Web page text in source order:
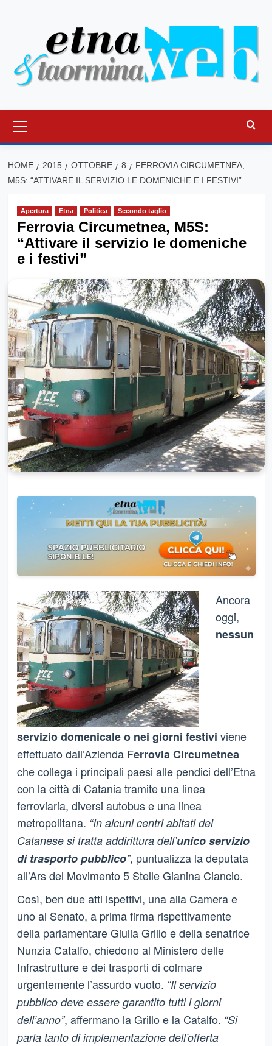
principale
HOME 2015 OTTOBRE 8
FERROVIA CIRCUMETNEA,
M5S: “ATTIVARE IL SERVIZIO LE DOMENICHE E I FESTIVI”
Apertura Etna Politica Secondo taglio
Ferrovia Circumetnea, M5S:
“Attivare il servizio le domeniche
e i festivi”
Ancora
oggi,
nessun
servizio domenicale o nei giorni festivi viene
effettuato dall’Azienda Ferrovia Circumetnea
che collega i principali paesi alle pendici dell’Etna
con la città di Catania tramite una linea
ferroviaria, diversi autobus e una linea
metropolitana. “In alcuni centri abitati del
Catanese si tratta addirittura dell’unico servizio
di trasporto pubblico”, puntualizza la deputata
all’Ars del Movimento 5 Stelle Gianina Ciancio.
Così, ben due atti ispettivi, una alla Camera e
uno al Senato, a prima firma rispettivamente
della parlamentare Giulia Grillo e della senatrice
Nunzia Catalfo, chiedono al Ministero delle
Infrastrutture e dei trasporti di colmare
urgentemente l’assurdo vuoto. “Il servizio
pubblico deve essere garantito tutti i giorni
dell’anno”, affermano la Grillo e la Catalfo. “Si
parla tanto di implementazione dell’offerta